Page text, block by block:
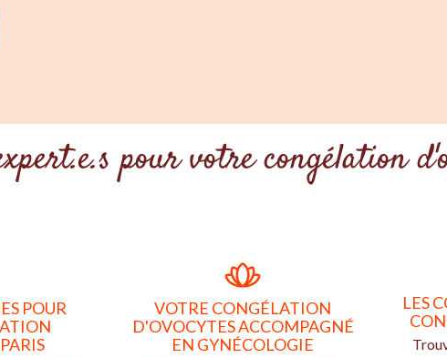
pour votre congélation
POUR
VOTRE CONGÉLATION
D'OVOCYTES ACCOMPAGNÉ
EN GYNÉCOLOGIE
LES